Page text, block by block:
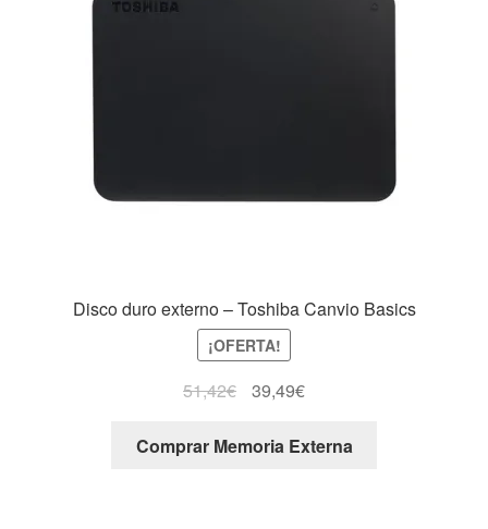
Disco duro externo – Toshiba Canvio Basics
¡OFERTA!
51,42€ 39,49€
Comprar Memoria Externa